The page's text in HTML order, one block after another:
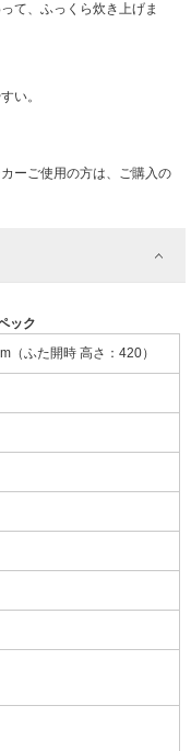
て、ふっくら炊き上げま
い。
ーご使用の方は、ご購入の
ック
ふた開時 高さ：420）